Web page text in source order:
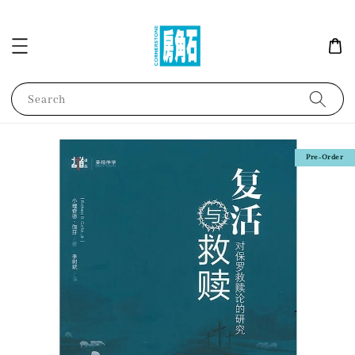
Search
Pre-Order